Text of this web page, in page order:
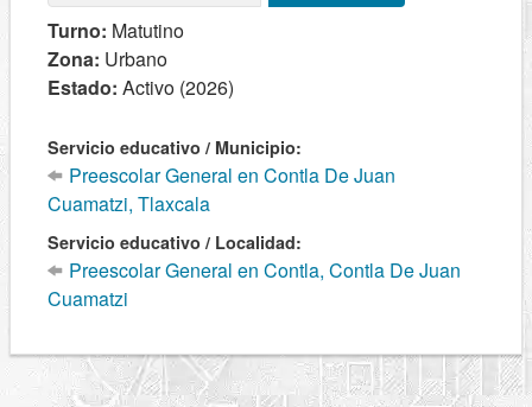
Turno: Matutino
Zona: Urbano
Estado: Activo (2026)
Servicio educativo / Municipio:
Preescolar General en Contla De Juan
Cuamatzi, Tlaxcala
Servicio educativo / Localidad:
Preescolar General en Contla, Contla De Juan
Cuamatzi